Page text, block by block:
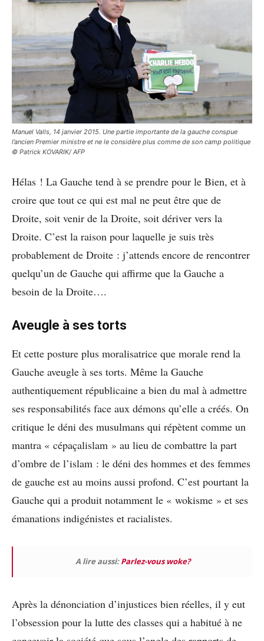
Manuel Valls, 14 janvier 2015. Une partie importante de la gauche conspue
l’ancien Premier ministre et ne le considère plus comme de son camp politique
© Patrick KOVARIK/ AFP
Hélas ! La Gauche tend à se prendre pour le Bien, et à
croire que tout ce qui est mal ne peut être que de
Droite, soit venir de la Droite, soit dériver vers la
Droite. C’est la raison pour laquelle je suis très
probablement de Droite : j’attends encore de rencontrer
quelqu’un de Gauche qui affirme que la Gauche a
besoin de la Droite….
Aveugle à ses torts
Et cette posture plus moralisatrice que morale rend la
Gauche aveugle à ses torts. Même la Gauche
authentiquement républicaine a bien du mal à admettre
ses responsabilités face aux démons qu’elle a créés. On
critique le déni des musulmans qui répètent comme un
mantra « cépaçalislam » au lieu de combattre la part
d’ombre de l’islam : le déni des hommes et des femmes
de gauche est au moins aussi profond. C’est pourtant la
Gauche qui a produit notamment le « wokisme » et ses
émanations indigénistes et racialistes.
A lire aussi:Parlez-vous woke?
Après la dénonciation d’injustices bien réelles, il y eut
l’obsession pour la lutte des classes qui a habitué à ne